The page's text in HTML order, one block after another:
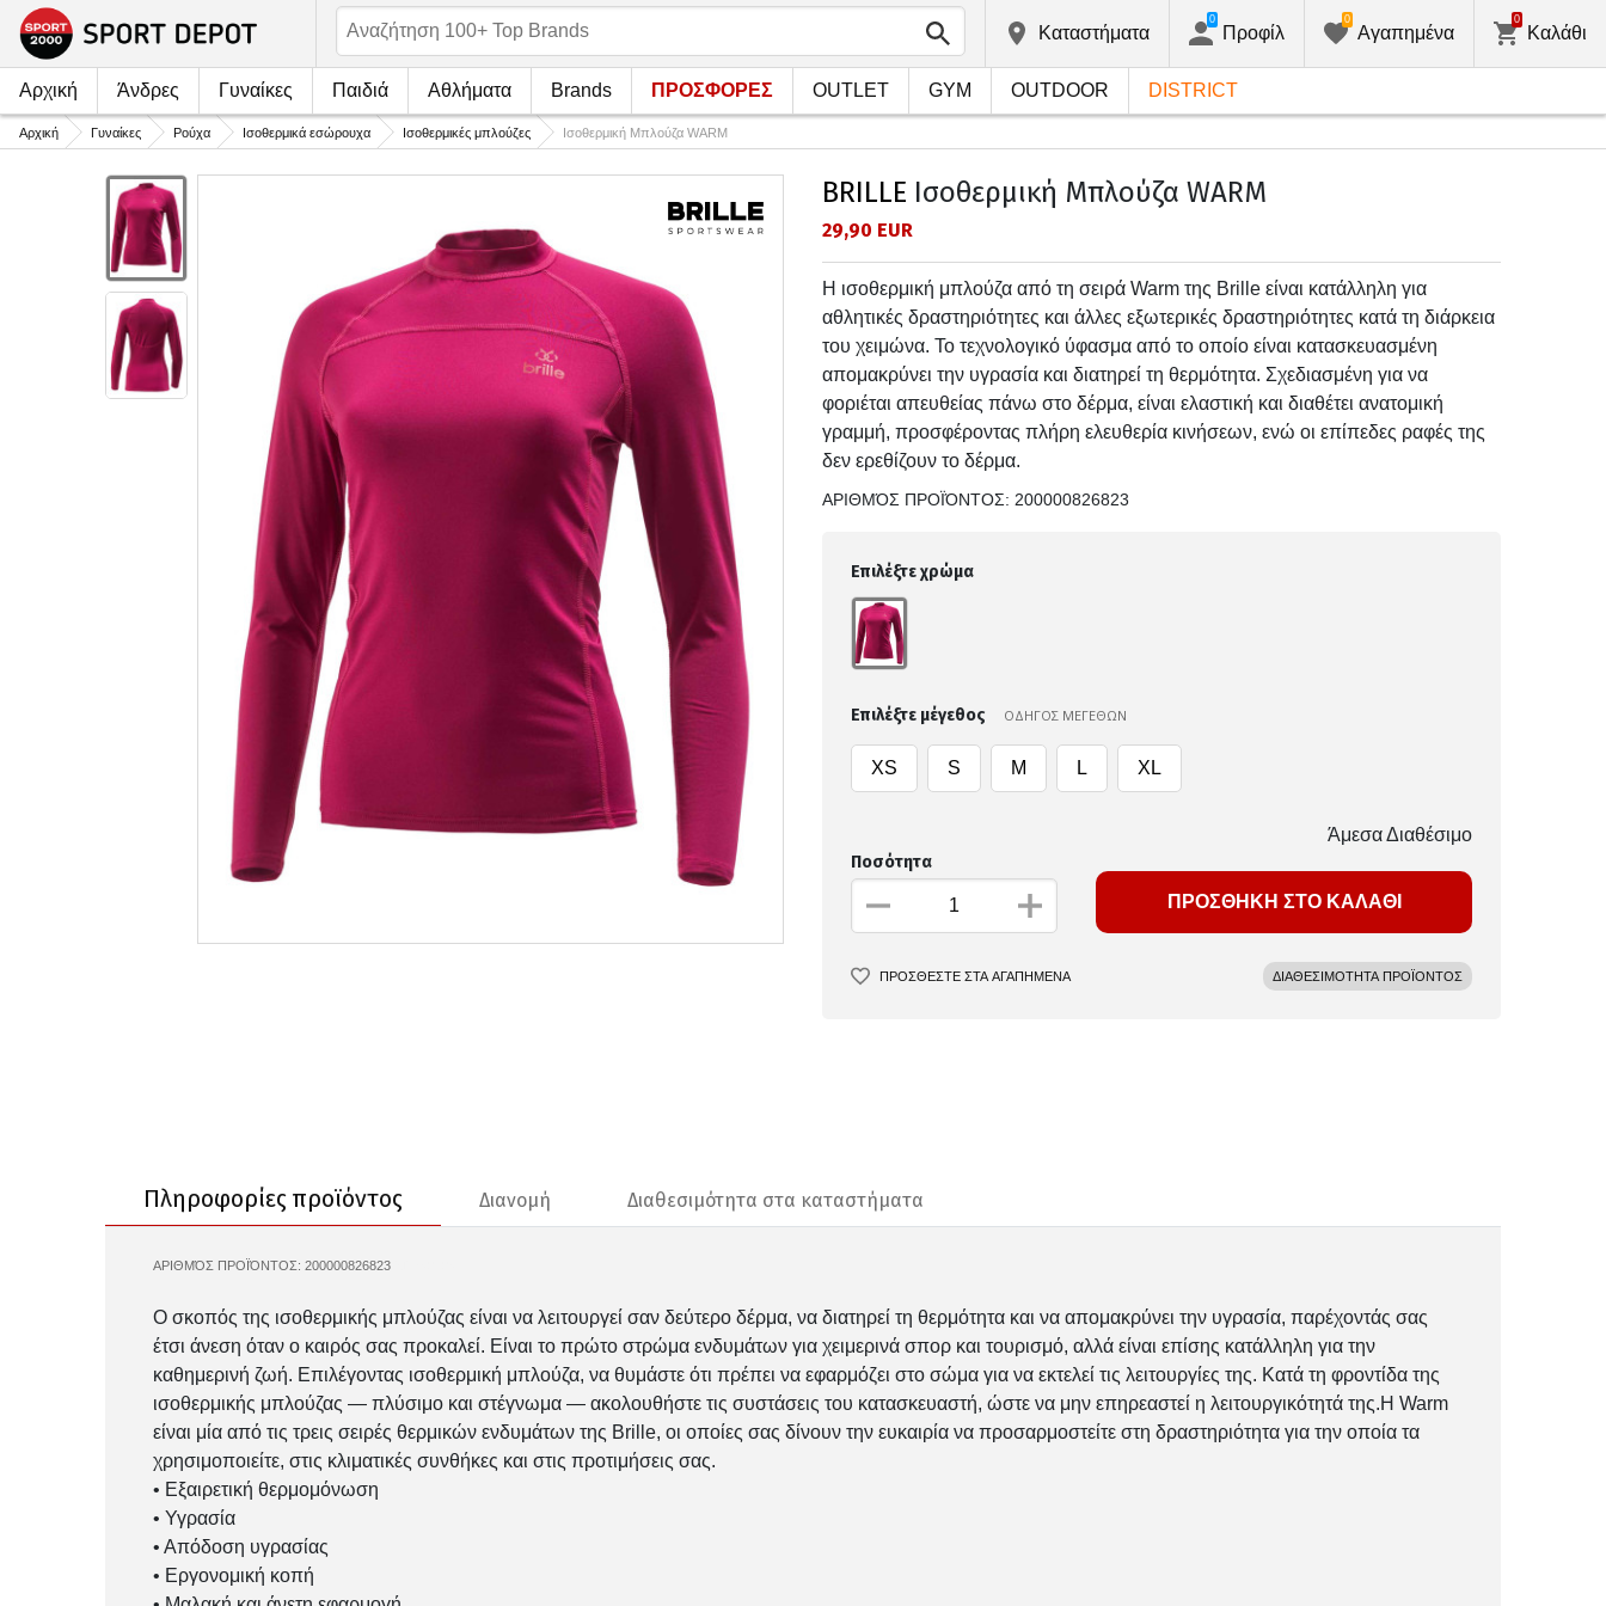
Kαταστήματα Προφίλ
0
Αγαπημένα
0
Καλάθι
0
Αρχική Άνδρες Γυναίκες Παιδιά Αθλήματα Brands ΠΡΟΣΦΟΡΕΣ OUTLET GYM OUTDOOR DISTRICT
Αρχική Γυναίκες Ρούχα Ισοθερμικά εσώρουχα Ισοθερμικές μπλούζες Ισοθερμική Μπλούζα WARM
BRILLE Ισοθερμική Μπλούζα WARM
29,90 EUR
Η ισοθερμική μπλούζα από τη σειρά Warm της Brille είναι κατάλληλη για
αθλητικές δραστηριότητες και άλλες εξωτερικές δραστηριότητες κατά τη διάρκεια
του χειμώνα. Το τεχνολογικό ύφασμα από το οποίο είναι κατασκευασμένη
απομακρύνει την υγρασία και διατηρεί τη θερμότητα. Σχεδιασμένη για να
φοριέται απευθείας πάνω στο δέρμα, είναι ελαστική και διαθέτει ανατομική
γραμμή, προσφέροντας πλήρη ελευθερία κινήσεων, ενώ οι επίπεδες ραφές της
δεν ερεθίζουν το δέρμα.
ΑΡΙΘΜΌΣ ΠΡΟΪΌΝΤΟΣ: 200000826823
Επιλέξτε χρώμα
Επιλέξτε μέγεθος ΟΔΗΓΟΣ ΜΕΓΕΘΩΝ
XS S M L XL
Άμεσα Διαθέσιμο
Ποσότητα
ΠΡΟΣΘΗΚΗ ΣΤΟ ΚΑΛΑΘΙ
ΠΡΟΣΘΕΣΤΕ ΣΤΑ ΑΓΑΠΗΜΕΝΑ ΔΙΑΘΕΣΙΜΟΤΗΤΑ ΠΡΟΪΟΝΤΟΣ
Πληροφορίες προϊόντος Διανομή Διαθεσιμότητα στα καταστήματα
ΑΡΙΘΜΌΣ ΠΡΟΪΌΝΤΟΣ: 200000826823
Ο σκοπός της ισοθερμικής μπλούζας είναι να λειτουργεί σαν δεύτερο δέρμα, να διατηρεί τη θερμότητα και να απομακρύνει την υγρασία, παρέχοντάς σας
έτσι άνεση όταν ο καιρός σας προκαλεί. Είναι το πρώτο στρώμα ενδυμάτων για χειμερινά σπορ και τουρισμό, αλλά είναι επίσης κατάλληλη για την
καθημερινή ζωή. Επιλέγοντας ισοθερμική μπλούζα, να θυμάστε ότι πρέπει να εφαρμόζει στο σώμα για να εκτελεί τις λειτουργίες της. Κατά τη φροντίδα της
ισοθερμικής μπλούζας — πλύσιμο και στέγνωμα — ακολουθήστε τις συστάσεις του κατασκευαστή, ώστε να μην επηρεαστεί η λειτουργικότητά της.Η Warm
είναι μία από τις τρεις σειρές θερμικών ενδυμάτων της Brille, οι οποίες σας δίνουν την ευκαιρία να προσαρμοστείτε στη δραστηριότητα για την οποία τα
χρησιμοποιείτε, στις κλιματικές συνθήκες και στις προτιμήσεις σας.
• Εξαιρετική θερμομόνωση
• Υγρασία
• Απόδοση υγρασίας
• Εργονομική κοπή